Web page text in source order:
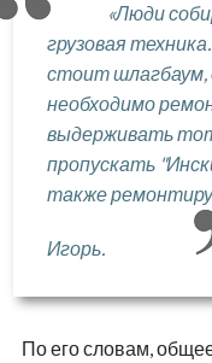
«Люди
грузовая
стоит
необходимо
выдерживать
пропускать
также
Игорь.
По его словам,